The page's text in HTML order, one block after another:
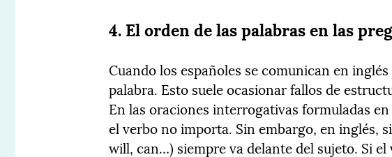
4. El orden de las palabras en las
Cuando los españoles se comunican en
palabra. Esto suele ocasionar fallos de
En las oraciones interrogativas formuladas
el verbo no importa. Sin embargo, en inglés,
will, can…) siempre va delante del sujeto. Si